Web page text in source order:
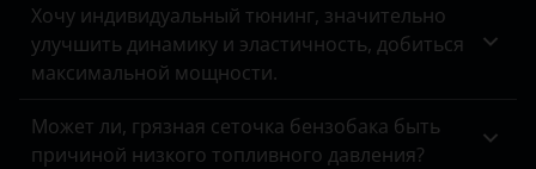
Mazda
Mercedes-Benz
MINI
Хочу индивидуальный тюнинг, значительно
улучшить динамику и эластичность, добиться
максимальной мощности.
Может ли, грязная сеточка бензобака быть
причиной низкого топливного давления?